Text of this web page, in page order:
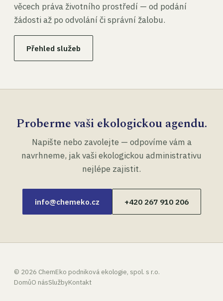
věcech práva životního prostředí — od podání
žádosti až po odvolání či správní žalobu.
Přehled služeb
Proberme vaši ekologickou agendu.
Napište nebo zavolejte — odpovíme vám a
navrhneme, jak vaši ekologickou administrativu
nejlépe zajistit.
info@chemeko.cz +420 267 910 206
© 2026 ChemEko podniková ekologie, spol. s r.o.
DomůO násSlužbyKontakt